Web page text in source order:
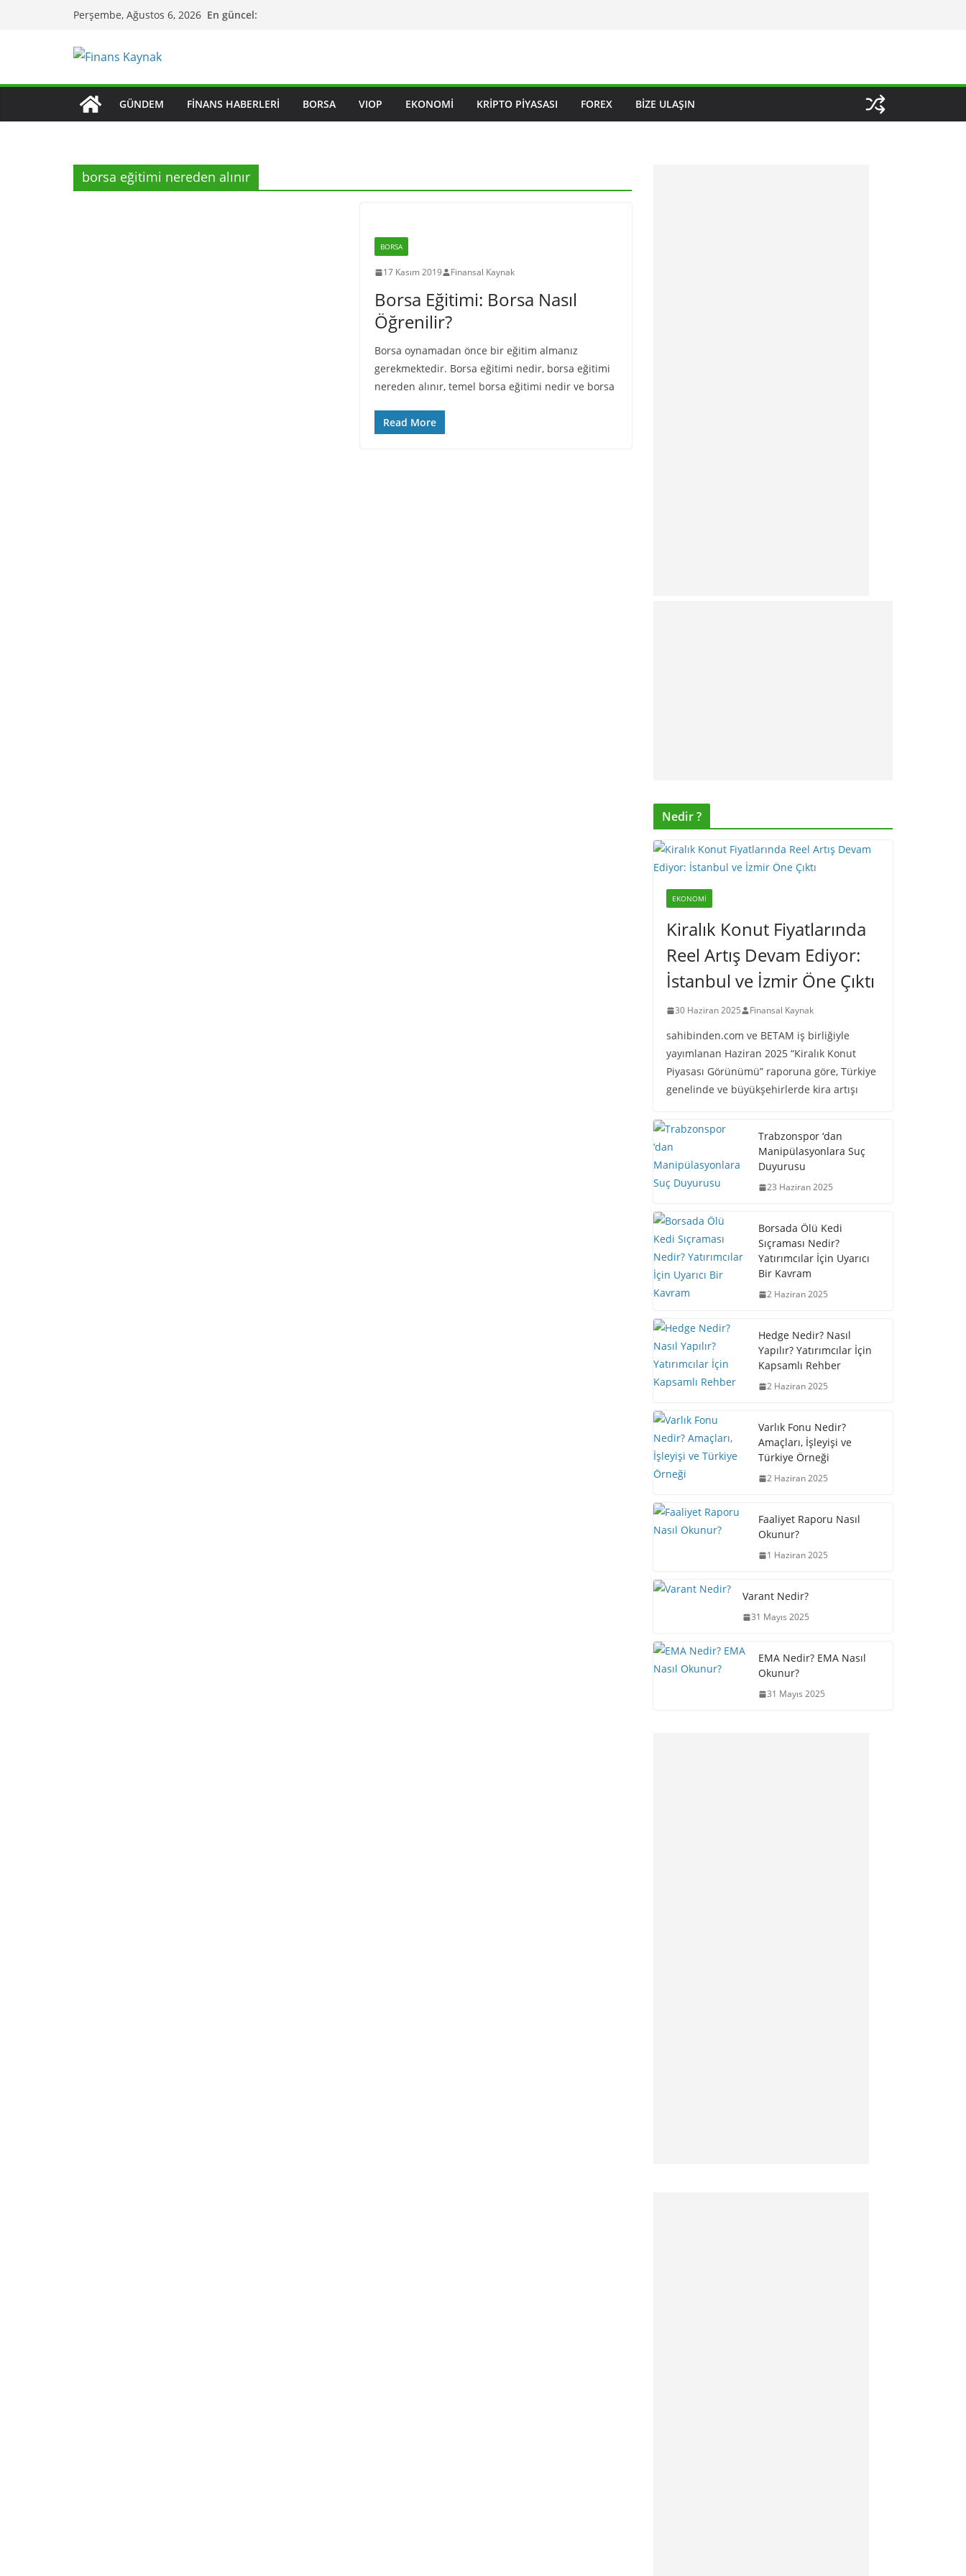
Perşembe, Ağustos 6, 2026 En güncel:
GÜNDEM FINANS HABERLERI BORSA VIOP EKONOMI KRIPTO PIYASASI FOREX BIZE ULAŞIN
borsa eğitimi nereden alınır
BORSA
17 Kasım 2019 Finansal Kaynak
Borsa Eğitimi: Borsa Nasıl
Öğrenilir?
Borsa oynamadan önce bir eğitim almanız
gerekmektedir. Borsa eğitimi nedir, borsa eğitimi
nereden alınır, temel borsa eğitimi nedir ve borsa
Read More
Nedir ?
EKONOMI
Kiralık Konut Fiyatlarında
Reel Artış Devam Ediyor:
İstanbul ve İzmir Öne Çıktı
30 Haziran 2025 Finansal Kaynak
sahibinden.com ve BETAM iş birliğiyle
yayımlanan Haziran 2025 “Kiralık Konut
Piyasası Görünümü” raporuna göre, Türkiye
genelinde ve büyükşehirlerde kira artışı
Trabzonspor ‘dan
Manipülasyonlara Suç
Duyurusu
23 Haziran 2025
Borsada Ölü Kedi
Sıçraması Nedir?
Yatırımcılar İçin Uyarıcı
Bir Kavram
2 Haziran 2025
Hedge Nedir? Nasıl
Yapılır? Yatırımcılar İçin
Kapsamlı Rehber
2 Haziran 2025
Varlık Fonu Nedir?
Amaçları, İşleyişi ve
Türkiye Örneği
2 Haziran 2025
Faaliyet Raporu Nasıl
Okunur?
1 Haziran 2025
Varant Nedir?
31 Mayıs 2025
EMA Nedir? EMA Nasıl
Okunur?
31 Mayıs 2025